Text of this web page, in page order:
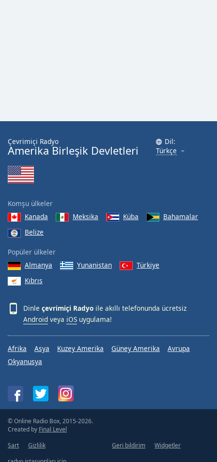
End
dialog
window.
Çevrimiçi Radyo
Amerika Birleşik Devletleri
Dil:
Türkçe
Komşu ülkeler
Kanada
Meksika Küba
Bahamalar
Belize
Popüler ülkeler
Almanya
Yunanistan
Türkiye
Kıbrıs
Dinle çevrimiçi Radyo ile akıllı telefonunda ücretsiz
Android veya iOS uygulama!
Afrika Asya Kuzey Amerika Güney Amerika
Avrupa
Okyanusya
© Online Radio Box, 2015-2026.
Created by Final Level
Şart
Gizlilik Geri bildirim
Widgetler